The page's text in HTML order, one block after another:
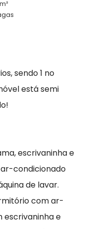
sendo 1 no
está semi
escrivaninha e
ar-condicionado
de lavar.
com ar-
escrivaninha e